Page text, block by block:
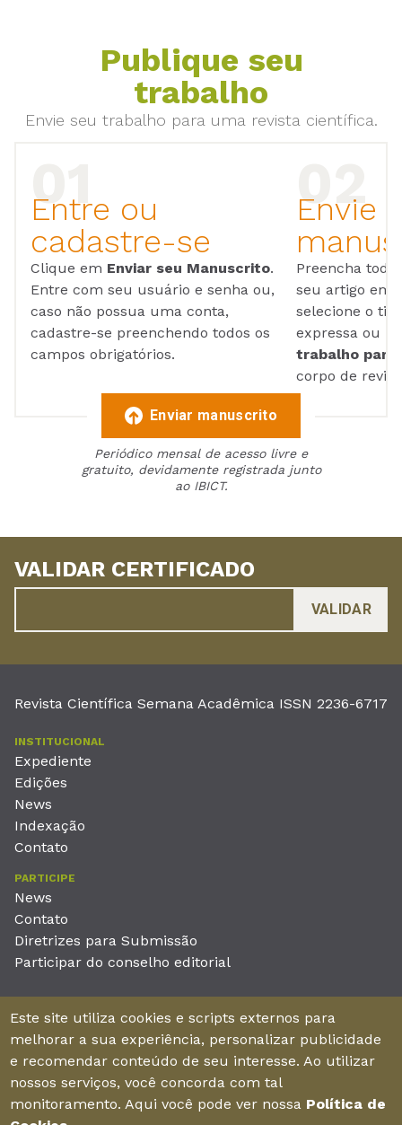
Publique seu
trabalho
Envie seu trabalho para uma revista científica.
Entre ou
cadastre-se
Clique em Enviar seu Manuscrito.
Entre com seu usuário e senha ou,
caso não possua uma conta,
cadastre-se preenchendo todos os
campos obrigatórios.
Envie
Preencha
seu artigo em
selecione o
expressa ou
trabalho para
corpo de
Enviar manuscrito
Periódico mensal de acesso livre e
gratuito, devidamente registrada junto
ao IBICT.
VALIDAR CERTIFICADO
Revista Científica Semana Acadêmica ISSN 2236-6717
INSTITUCIONAL
Expediente
Edições
News
Indexação
Contato
PARTICIPE
News
Contato
Diretrizes para Submissão
Participar do conselho editorial
Unieducar Inteligência Educacional Ltda
CNPJ: 05.569.970/0001-26
Av. Desembargador Moreira, No. 2001 – 11º andar - Bairro
Aldeota
Fortaleza – Ceará - Brasil - CEP 60170-001
Este site utiliza cookies e scripts externos para
melhorar a sua experiência, personalizar publicidade
e recomendar conteúdo de seu interesse. Ao utilizar
nossos serviços, você concorda com tal
monitoramento. Aqui você pode ver nossa Política de